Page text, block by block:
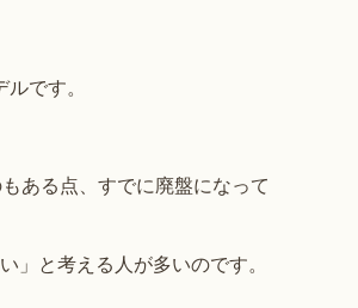
です。
ある点、すでに廃盤になって
と考える人が多いのです。